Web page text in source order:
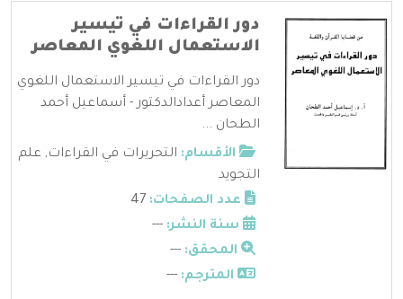
دور القراءات في تيسير
الاستعمال اللغوي المعاصر
دور القراءات في تيسير الاستعمال اللغوي
المعاصر أعدادالدكتور - أسماعيل أحمد
الطحان ...
الأقسام: التحريرات في القراءات, علم
التجويد
عدد الصفحات:
سنة النشر: ---
المحقق: ---
المترجم: ---